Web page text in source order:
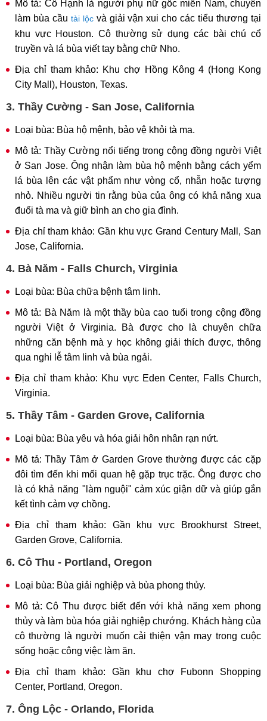
Mô tả: Cô Hạnh là người phụ nữ gốc miền Nam, chuyên
làm bùa cầu tài lộcvà giải vận xui cho các tiểu thương tại
khu vực Houston. Cô thường sử dụng các bài chú cổ
truyền và lá bùa viết tay bằng chữ Nho.
Địa chỉ tham khảo: Khu chợ Hồng Kông 4 (Hong Kong
City Mall), Houston, Texas.
3. Thầy Cường - San Jose, California
Loại bùa: Bùa hộ mệnh, bảo vệ khỏi tà ma.
Mô tả: Thầy Cường nổi tiếng trong cộng đồng người Việt
ở San Jose. Ông nhận làm bùa hộ mệnh bằng cách yểm
lá bùa lên các vật phẩm như vòng cổ, nhẫn hoặc tượng
nhỏ. Nhiều người tin rằng bùa của ông có khả năng xua
đuổi tà ma và giữ bình an cho gia đình.
Địa chỉ tham khảo: Gần khu vực Grand Century Mall, San
Jose, California.
4. Bà Năm - Falls Church, Virginia
Loại bùa: Bùa chữa bệnh tâm linh.
Mô tả: Bà Năm là một thầy bùa cao tuổi trong cộng đồng
người Việt ở Virginia. Bà được cho là chuyên chữa
những căn bệnh mà y học không giải thích được, thông
qua nghi lễ tâm linh và bùa ngải.
Địa chỉ tham khảo: Khu vực Eden Center, Falls Church,
Virginia.
5. Thầy Tâm - Garden Grove, California
Loại bùa: Bùa yêu và hóa giải hôn nhân rạn nứt.
Mô tả: Thầy Tâm ở Garden Grove thường được các cặp
đôi tìm đến khi mối quan hệ gặp trục trặc. Ông được cho
là có khả năng "làm nguội" cảm xúc giận dữ và giúp gắn
kết tình cảm vợ chồng.
Địa chỉ tham khảo: Gần khu vực Brookhurst Street,
Garden Grove, California.
6. Cô Thu - Portland, Oregon
Loại bùa: Bùa giải nghiệp và bùa phong thủy.
Mô tả: Cô Thu được biết đến với khả năng xem phong
thủy và làm bùa hóa giải nghiệp chướng. Khách hàng của
cô thường là người muốn cải thiện vận may trong cuộc
sống hoặc công việc làm ăn.
Địa chỉ tham khảo: Gần khu chợ Fubonn Shopping
Center, Portland, Oregon.
7. Ông Lộc - Orlando, Florida